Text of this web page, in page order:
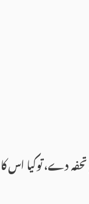
دے، توكیا اس كا